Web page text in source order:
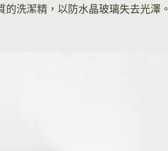
洗潔精，以防水晶玻璃失去光澤。